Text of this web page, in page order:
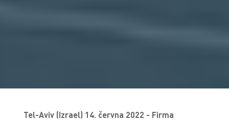
Tel-Aviv (Izrael) 14. června 2022 - Firma